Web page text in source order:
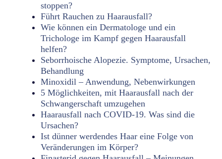
stoppen?
Führt Rauchen zu Haarausfall?
Wie können ein Dermatologe und ein
Trichologe im Kampf gegen Haarausfall
helfen?
Seborrhoische Alopezie. Symptome, Ursachen,
Behandlung
Minoxidil – Anwendung, Nebenwirkungen
5 Möglichkeiten, mit Haarausfall nach der
Schwangerschaft umzugehen
Haarausfall nach COVID-19. Was sind die
Ursachen?
Ist dünner werdendes Haar eine Folge von
Veränderungen im Körper?